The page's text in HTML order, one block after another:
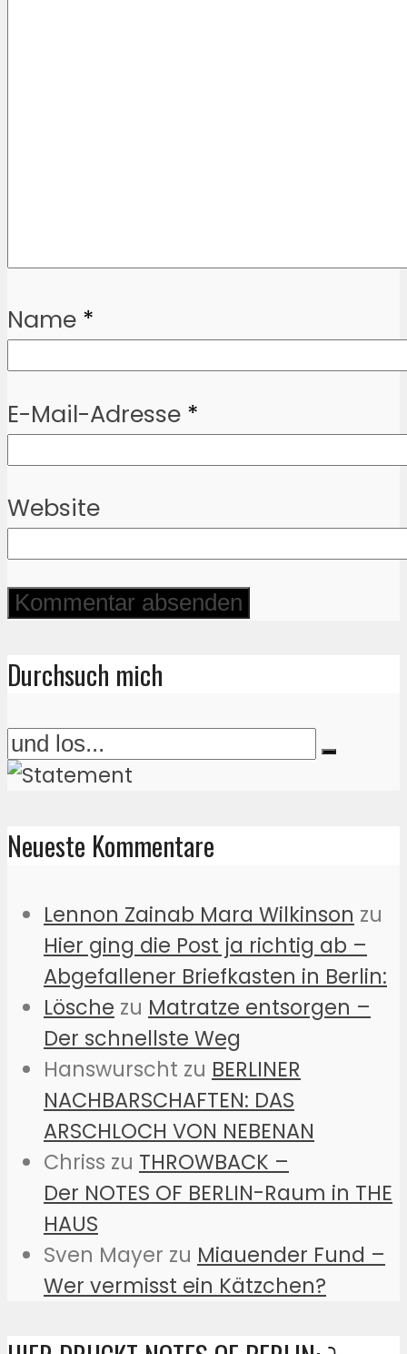
Name *
E-Mail-Adresse *
Website
Durchsuch mich
Neueste Kommentare
Lennon Zainab Mara Wilkinson zu
Hier ging die Post ja richtig ab –
Abgefallener Briefkasten in Berlin:
Lösche zu Matratze entsorgen –
Der schnellste Weg
Hanswurscht zu BERLINER
NACHBARSCHAFTEN: DAS
ARSCHLOCH VON NEBENAN
Chriss zu THROWBACK –
Der NOTES OF BERLIN-Raum in THE
HAUS
Sven Mayer zu Miauender Fund –
Wer vermisst ein Kätzchen?